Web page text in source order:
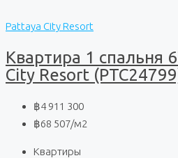
Pattaya City Resort
Квартира 1 спальня
City Resort
฿4 911 300
฿68 507/м2
Квартиры